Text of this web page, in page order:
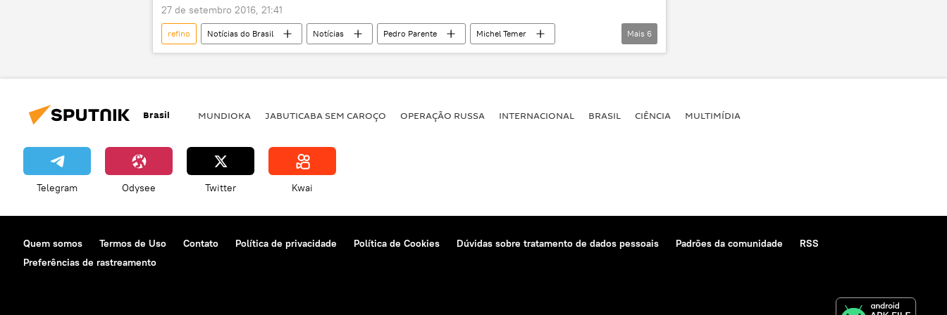
27 de setembro 2016, 21:41
refino Notícias do Brasil Notícias Pedro Parente
Michel Temer
Petrobras
Moody's exploração de petróleo gás
dívida
Mais 6
Brasil MUNDIOKA JABUTICABA SEM CAROÇO OPERAÇÃO RUSSA INTERNACIONAL BRASIL CIÊNCIA MULTIMÍDIA
Telegram Odysee Twitter Kwai
Quem somos Termos de Uso Contato Política de privacidade Política de Cookies Dúvidas sobre tratamento de dados pessoais Padrões da comunidade
RSS
Preferências de rastreamento